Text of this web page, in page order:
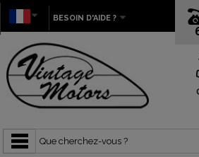
BESOIN D'AIDE ?